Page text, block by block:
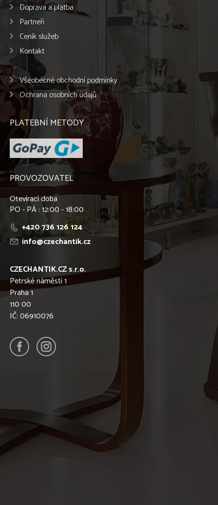
Doprava a platba
Partneři
Ceník služeb
Kontakt
Všeobecné obchodní podmínky
Ochrana osobních údajů
PLATEBNÍ METODY
PROVOZOVATEL
Otevírací doba
PO - PÁ : 12:00 - 18:00
+420 736 126 124
info@czechantik.cz
CZECHANTIK.CZ s.r.o.
Petrské náměstí 1
Praha 1
110 00
IČ: 06910076